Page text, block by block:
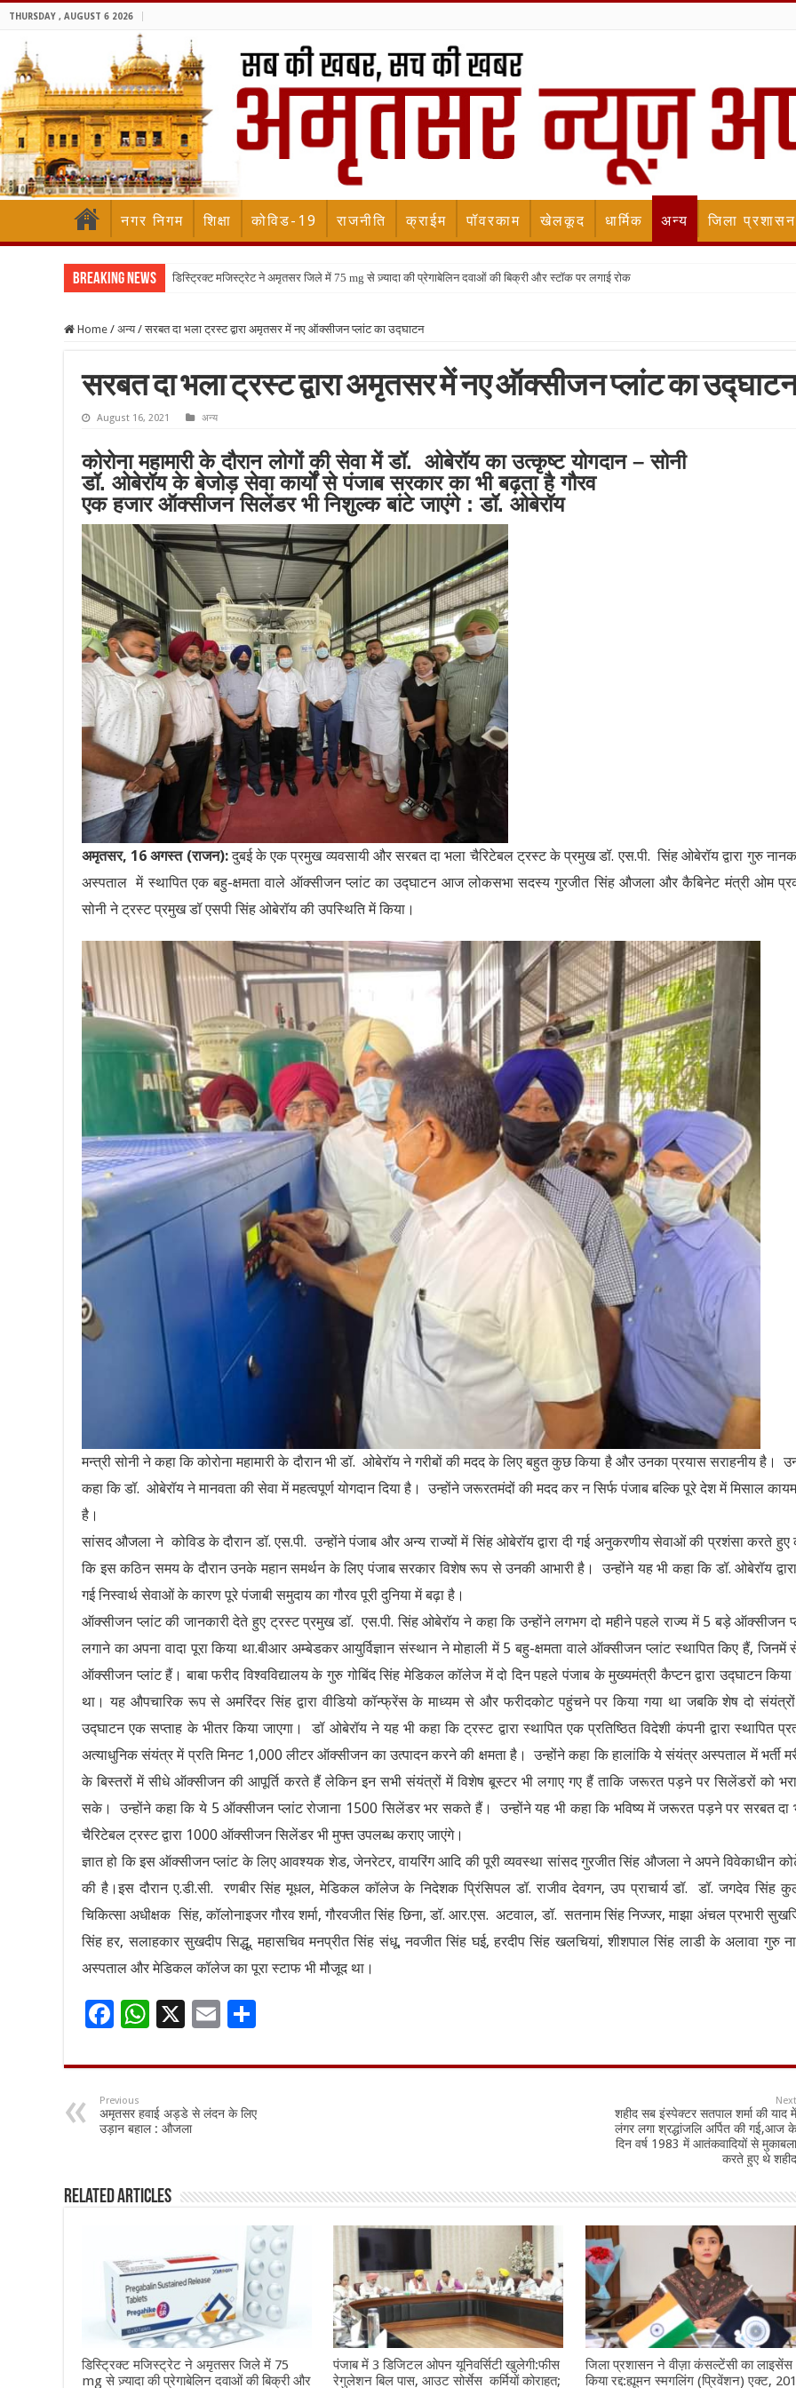
THURSDAY , AUGUST 6 2026
नगर निगम शिक्षा कोविड-19 राजनीति क्राईम पॉवरकाम खेलकूद धार्मिक अन्य जिला प्रशासन
Breaking News डिस्ट्रिक्ट मजिस्ट्रेट ने अमृतसर जिले में 75 mg से ज़्यादा की प्रेगाबेलिन दवाओं की बिक्री और स्टॉक पर लगाई रोक
Home / अन्य / सरबत दा भला ट्रस्ट द्वारा अमृतसर में नए ऑक्सीजन प्लांट का उद्घाटन
सरबत दा भला ट्रस्ट द्वारा अमृतसर में नए ऑक्सीजन प्लांट का
August 16, 2021 अन्य
कोरोना महामारी के दौरान लोगों की सेवा में डॉ. ओबेरॉय का उत्कृष्ट योगदान – सोनी
डॉ. ओबेरॉय के बेजोड़ सेवा कार्यों से पंजाब सरकार का भी बढ़ता है गौरव
एक हजार ऑक्सीजन सिलेंडर भी निशुल्क बांटे जाएंगे : डॉ. ओबेरॉय
अमृतसर, 16 अगस्त (राजन):दुबई के एक प्रमुख व्यवसायी और सरबत दा भला चैरिटेबल ट्रस्ट के प्रमुख डॉ. एस.पी. सिंह ओबेरॉय द्वारा गुरु
अस्पताल में स्थापित एक बहु-क्षमता वाले ऑक्सीजन प्लांट का उद्घाटन आज लोकसभा सदस्य गुरजीत सिंह औजला और कैबिनेट मंत्री ओम
सोनी ने ट्रस्ट प्रमुख डॉ एसपी सिंह ओबेरॉय की उपस्थिति में किया।
मन्त्री सोनी ने कहा कि कोरोना महामारी के दौरान भी डॉ. ओबेरॉय ने गरीबों की मदद के लिए बहुत कुछ किया है और उनका प्रयास सराहनीय है।
कहा कि डॉ. ओबेरॉय ने मानवता की सेवा में महत्वपूर्ण योगदान दिया है। उन्होंने जरूरतमंदों की मदद कर न सिर्फ पंजाब बल्कि पूरे देश में मिसाल
है।
सांसद औजला ने कोविड के दौरान डॉ. एस.पी. उन्होंने पंजाब और अन्य राज्यों में सिंह ओबेरॉय द्वारा दी गई अनुकरणीय सेवाओं की प्रशंसा करते हुए
कि इस कठिन समय के दौरान उनके महान समर्थन के लिए पंजाब सरकार विशेष रूप से उनकी आभारी है। उन्होंने यह भी कहा कि डॉ. ओबेरॉय
गई निस्वार्थ सेवाओं के कारण पूरे पंजाबी समुदाय का गौरव पूरी दुनिया में बढ़ा है।
ऑक्सीजन प्लांट की जानकारी देते हुए ट्रस्ट प्रमुख डॉ. एस.पी. सिंह ओबेरॉय ने कहा कि उन्होंने लगभग दो महीने पहले राज्य में 5 बड़े ऑक्सीजन
लगाने का अपना वादा पूरा किया था.बीआर अम्बेडकर आयुर्विज्ञान संस्थान ने मोहाली में 5 बहु-क्षमता वाले ऑक्सीजन प्लांट स्थापित किए हैं, जिनमें
ऑक्सीजन प्लांट हैं। बाबा फरीद विश्वविद्यालय के गुरु गोबिंद सिंह मेडिकल कॉलेज में दो दिन पहले पंजाब के मुख्यमंत्री कैप्टन द्वारा उद्घाटन किया
था। यह औपचारिक रूप से अमरिंदर सिंह द्वारा वीडियो कॉन्फ्रेंस के माध्यम से और फरीदकोट पहुंचने पर किया गया था जबकि शेष दो
उद्घाटन एक सप्ताह के भीतर किया जाएगा। डॉ ओबेरॉय ने यह भी कहा कि ट्रस्ट द्वारा स्थापित एक प्रतिष्ठित विदेशी कंपनी द्वारा स्थापित
अत्याधुनिक संयंत्र में प्रति मिनट 1,000 लीटर ऑक्सीजन का उत्पादन करने की क्षमता है। उन्होंने कहा कि हालांकि ये संयंत्र अस्पताल में भर्ती
के बिस्तरों में सीधे ऑक्सीजन की आपूर्ति करते हैं लेकिन इन सभी संयंत्रों में विशेष बूस्टर भी लगाए गए हैं ताकि जरूरत पड़ने पर सिलेंडरों को
सके। उन्होंने कहा कि ये 5 ऑक्सीजन प्लांट रोजाना 1500 सिलेंडर भर सकते हैं। उन्होंने यह भी कहा कि भविष्य में जरूरत पड़ने पर सरबत दा
चैरिटेबल ट्रस्ट द्वारा 1000 ऑक्सीजन सिलेंडर भी मुफ्त उपलब्ध कराए जाएंगे।
ज्ञात हो कि इस ऑक्सीजन प्लांट के लिए आवश्यक शेड, जेनरेटर, वायरिंग आदि की पूरी व्यवस्था सांसद गुरजीत सिंह औजला ने अपने विवेकाधीन
की है।इस दौरान ए.डी.सी. रणबीर सिंह मूधल, मेडिकल कॉलेज के निदेशक प्रिंसिपल डॉ. राजीव देवगन, उप प्राचार्य डॉ. डॉ. जगदेव सिंह
चिकित्सा अधीक्षक सिंह, कॉलोनाइजर गौरव शर्मा, गौरवजीत सिंह छिना, डॉ. आर.एस. अटवाल, डॉ. सतनाम सिंह निज्जर, माझा अंचल प्रभारी
सिंह हर, सलाहकार सुखदीप सिद्धू, महासचिव मनप्रीत सिंह संधू, नवजीत सिंह घई, हरदीप सिंह खलचियां, शीशपाल सिंह लाडी के अलावा गुरु
अस्पताल और मेडिकल कॉलेज का पूरा स्टाफ भी मौजूद था।
F
e
b
o
k
W
at
sA
p
X
E
ai ar
Previous
अमृतसर हवाई अड्डे से लंदन के लिए
उड़ान बहाल : औजला
Next
शहीद सब इंस्पेक्टर सतपाल शर्मा की याद में
लंगर लगा श्रद्धांजलि अर्पित की गई,आज के
दिन वर्ष 1983 में आतंकवादियों से मुकाबला
करते हुए थे शहीद
Related Articles
डिस्ट्रिक्ट मजिस्ट्रेट ने अमृतसर जिले में 75
mg से ज़्यादा की प्रेगाबेलिन दवाओं की बिक्री और
पंजाब में 3 डिजिटल ओपन यूनिवर्सिटी खुलेगी:फीस
रेगुलेशन बिल पास, आउट सोर्सेस कर्मियों कोराहत;
जिला प्रशासन ने वीज़ा कंसल्टेंसी का लाइसेंस
किया रद्द:ह्यूमन स्मगलिंग (प्रिवेंशन) एक्ट,